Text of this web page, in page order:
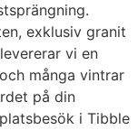
exklusiv granit
vi en
många vintrar
på din
i Tibble